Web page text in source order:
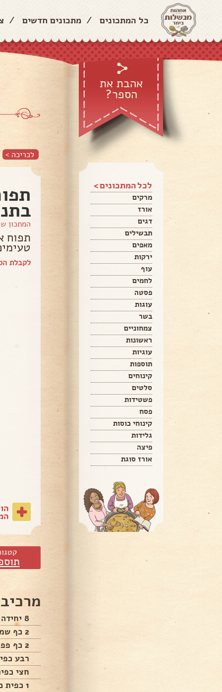
כל המתכונים / מתכונים חדשים /
אהבת את
הספר?
לכל המתכונים >
מרקים
אורז
דגים
תבשילים
מאפים
ירקות
עוף
לחמים
פסטה
עוגות
בשר
צמחוניים
ראשונות
עוגיות
תוספות
קינוחים
סלטים
פשטידות
פסח
קינוחי כוסות
גלידות
פיצה
אורז סוגת
לכריכה >
המתכון
תפוח
לקבלת
8 יחידה תפוח אדמה
2 כף שמן זית
2 כף פפריקה מתוקה
רבע
חצי
1 כפית כורכום